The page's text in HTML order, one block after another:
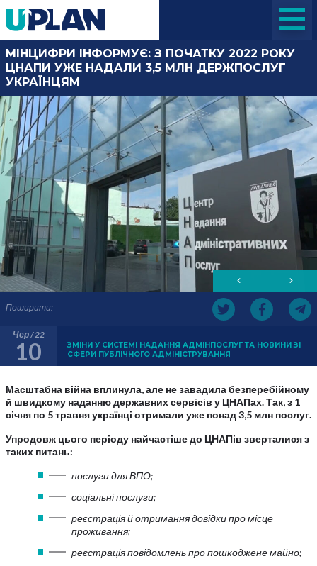
Поширити:
МІНЦИФРИ ІНФОРМУЄ: З ПОЧАТКУ 2022 РОКУ
ЦНАПИ УЖЕ НАДАЛИ 3,5 МЛН ДЕРЖПОСЛУГ
УКРАЇНЦЯМ
Чер / 22
10
ЗМІНИ У СИСТЕМІ НАДАННЯ АДМІНПОСЛУГ ТА НОВИНИ ЗІ
СФЕРИ ПУБЛІЧНОГО АДМІНІСТРУВАННЯ
Масштабна війна вплинула, але не завадила безперебійному
й швидкому наданню державних сервісів у ЦНАПах. Так, з 1
січня по 5 травня українці отримали уже понад 3,5 млн послуг.
Упродовж цього періоду найчастіше до ЦНАПів зверталися з
таких питань:
послуги для ВПО;
соціальні послуги;
реєстрація й отримання довідки про місце
проживання;
реєстрація повідомлень про пошкоджене майно;